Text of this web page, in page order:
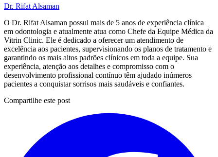
Dr. Rifat Alsaman
O Dr. Rifat Alsaman possui mais de 5 anos de experiência clínica
em odontologia e atualmente atua como Chefe da Equipe Médica da
Vitrin Clinic. Ele é dedicado a oferecer um atendimento de
excelência aos pacientes, supervisionando os planos de tratamento e
garantindo os mais altos padrões clínicos em toda a equipe. Sua
experiência, atenção aos detalhes e compromisso com o
desenvolvimento profissional contínuo têm ajudado inúmeros
pacientes a conquistar sorrisos mais saudáveis e confiantes.
Compartilhe este post